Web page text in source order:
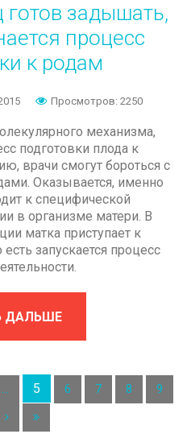
готов задышать,
процесс
к родам
Просмотров: 2250
механизма,
подготовки плода к
врачи смогут бороться с
Оказывается, именно
к специфической
в организме матери. В
матка приступает к
запускается процесс
ДАЛЬШЕ
5 6 7 8 9